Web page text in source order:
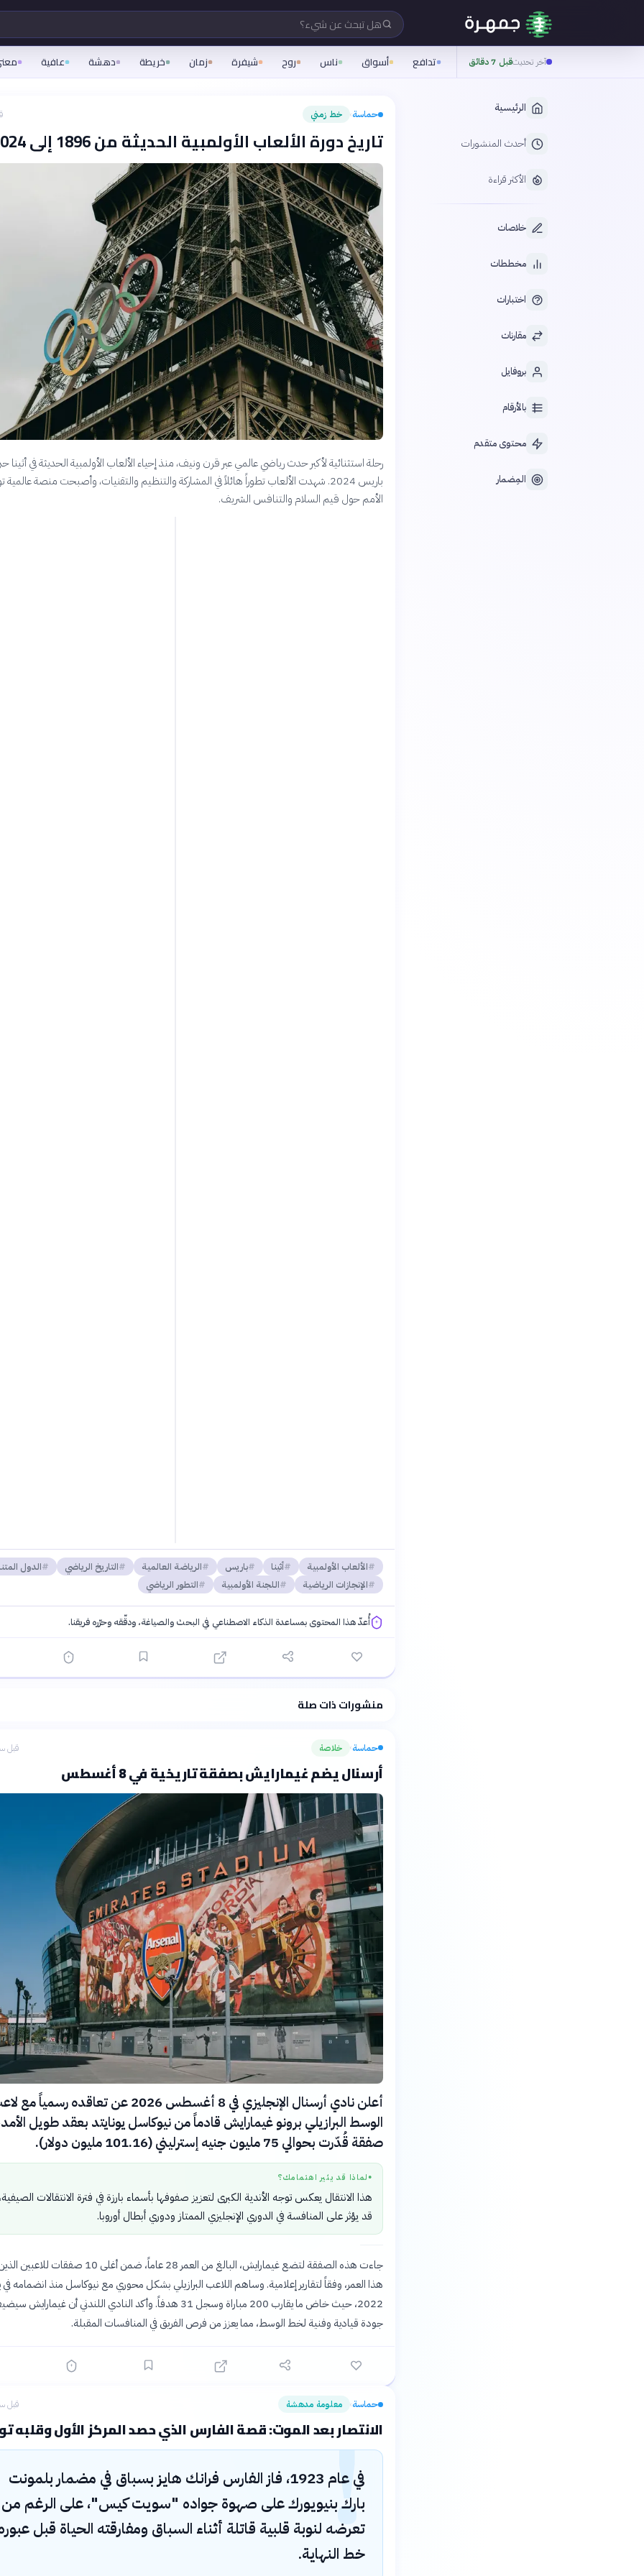
هل تبحث عن شيء؟
آخر تحديثقبل 7 دقائق تدافع أسواق ناس روح شيفرة زمان خريطة دهشة عافية
الرئيسية
أحدث المنشورات
الأكثر قراءة
خلاصات
مخططات
اختبارات
مقارنات
بروفايل
بالأرقام
محتوى متقدم
المِضمار
حماسة› خط زمني
تاريخ دورة الألعاب الأولمبية الحديثة من 1896 إلى 2024
رحلة استثنائية لأكبر حدث رياضي عالمي عبر قرن ونيف، منذ إحياء الألعاب الأولمبية الحديثة في أثينا
باريس 2024. شهدت الألعاب تطوراً هائلاً في المشاركة والتنظيم والتقنيات، وأصبحت منصة عالمية
الأمم حول قيم السلام والتنافس الشريف.
الألعاب الأولمبية أثينا باريس الرياضة العالمية التاريخ الرياضي
الدول
الإنجازات الرياضية
اللجنة الأولمبية التطور الرياضي
أُعدّ هذا المحتوى بمساعدة الذكاء الاصطناعي في البحث والصياغة، ودقّقه وحرّره فريقنا.
منشورات ذات صلة
حماسة› خلاصة قبل
أرسنال يضم غيمارايش بصفقة تاريخية في 8 أغسطس
أعلن نادي أرسنال الإنجليزي في 8 أغسطس 2026 عن تعاقده رسمياً
الوسط البرازيلي برونو غيمارايش قادماً من نيوكاسل يونايتد بعقد طويل
صفقة قُدّرت بحوالي 75 مليون جنيه إسترليني (101.16 مليون دولار).
● لماذا قد يثير اهتمامك؟
هذا الانتقال يعكس توجه الأندية الكبرى لتعزيز صفوفها بأسماء بارزة في فترة الانتقالات
قد يؤثر على المنافسة في الدوري الإنجليزي الممتاز ودوري أبطال أوروبا.
جاءت هذه الصفقة لتضع غيمارايش، البالغ من العمر 28 عاماً، ضمن أغلى
هذا العمر، وفقاً لتقارير إعلامية. وساهم اللاعب البرازيلي بشكل محوري مع نيوكاسل منذ انضمامه في
2022، حيث خاض ما يقارب 200 مباراة وسجل 31 هدفاً. وأكد النادي اللندني أن غيمارايش
جودة قيادية وفنية لخط الوسط، مما يعزز من فرص الفريق في المنافسات المقبلة.
حماسة› معلومة مدهشة قبل
الانتصار بعد الموت: قصة الفارس الذي حصد المركز الأول وقلبه
!
في عام 1923، فاز الفارس فرانك هايز بسباق في مضمار بلمونت
بارك بنيويورك على صهوة جواده "سويت كيس"، على الرغم من
تعرضه لنوبة قلبية قاتلة أثناء السباق ومفارقته الحياة قبل
خط النهاية.